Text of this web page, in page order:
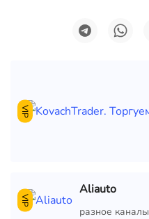
VIP
VIP
Aliauto
разное каналы